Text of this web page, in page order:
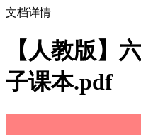
文档详情
【人教版】
子课本.pdf